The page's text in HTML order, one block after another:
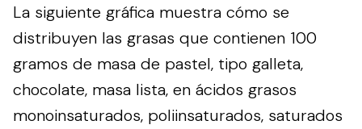
La siguiente gráfica muestra cómo se
distribuyen las grasas que contienen 100
gramos de masa de pastel, tipo galleta,
chocolate, masa lista, en ácidos grasos
monoinsaturados, poliinsaturados, saturados